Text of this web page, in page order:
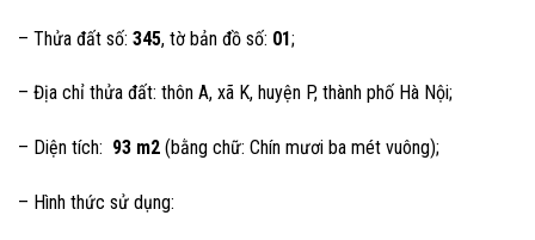
– Thửa đất số: 345, tờ bản đồ số: 01;
– Địa chỉ thửa đất: thôn A, xã K, huyện P, thành phố Hà Nội;
– Diện tích: 93 m2 (bằng chữ: Chín mươi ba mét vuông);
– Hình thức sử dụng: